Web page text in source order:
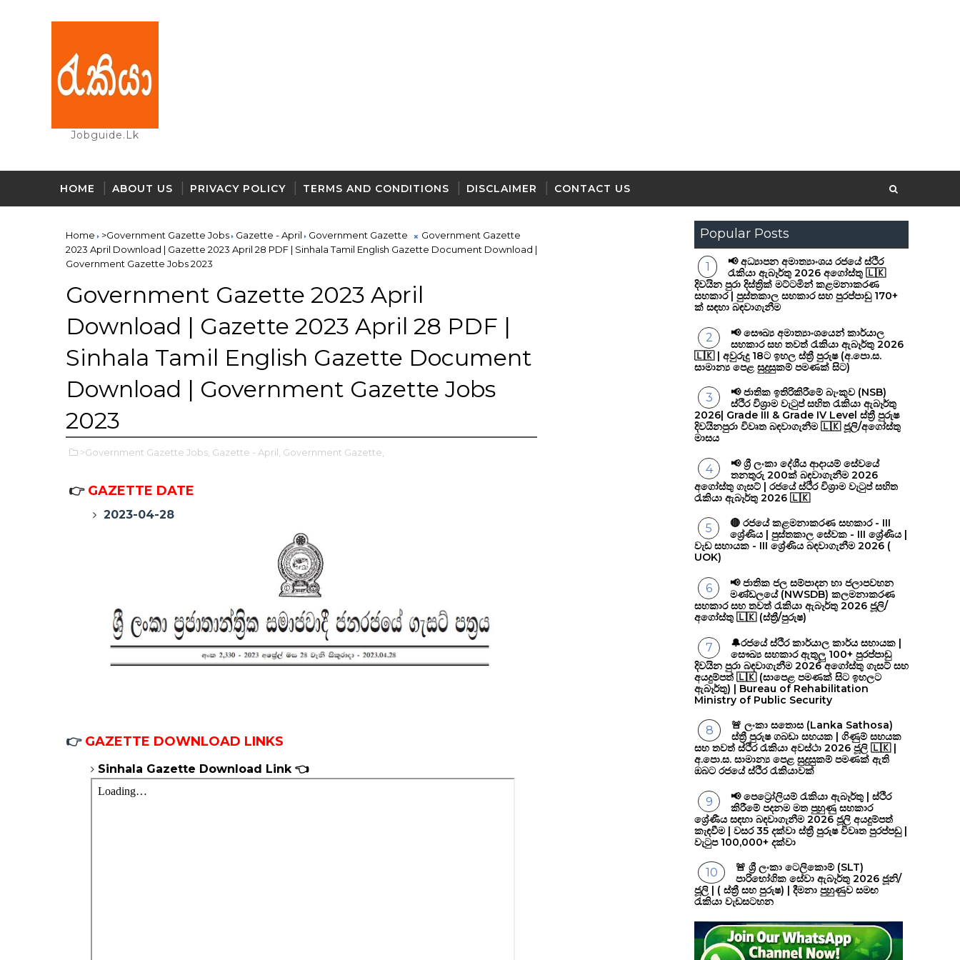
Jobguide.lk
HOME ABOUT US PRIVACY POLICY TERMS AND CONDITIONS DISCLAIMER CONTACT US
Home >Government Gazette Jobs Gazette - April Government Gazette
Government Gazette
2023 April Download | Gazette 2023 April 28 PDF | Sinhala Tamil English Gazette Document Download |
Government Gazette Jobs 2023
Government Gazette 2023 April
Download | Gazette 2023 April 28 PDF |
Sinhala Tamil English Gazette Document
Download | Government Gazette Jobs
2023
>Government Gazette Jobs, Gazette - April, Government Gazette,
👉GAZETTE DATE
2023-04-28
👉GAZETTE DOWNLOAD LINKS
Sinhala Gazette Download Link 👈
Popular Posts
📢 අධ්‍යාපන අමාත්‍යාංශය රජයේ ස්ථිර
රැකියා ඇබෑර්තු 2026 අගෝස්තු 🇱🇰
දිවයින පුරා දිස්ත්‍රික් මට්ටමින් කළමනාකරණ
සහකාර | පුස්තකාල සහකාර සහ පුරප්පාඩු 170+
ක් සඳහා බඳවාගැනීම
📢 සෞඛ්‍ය අමාත්‍යාංශයෙන් කාර්යාල
සහකාර සහ තවත් රැකියා ඇබෑර්තු 2026
🇱🇰 | අවුරුදු 18ට ඉහල ස්ත්‍රී පුරුෂ (අ.පො.ස.
සාමාන්‍ය පෙළ සුදුසුකම් පමණක් සිට)
📢 ජාතික ඉතිරිකිරීමේ බැංකුව (NSB)
ස්ථිර විශ්‍රාම වැටුප් සහිත රැකියා ඇබෑර්තු
2026| Grade III & Grade IV Level ස්ත්‍රී පුරුෂ
දිවයිනපුරා විවෘත බඳවාගැනීම 🇱🇰 ජූලි/අගෝස්තු
මාසය
📢 ශ්‍රී ලංකා දේශීය ආදායම් සේවයේ
තනතුරු 200ක් බඳවාගැනීම 2026
අගෝස්තු ගැසට් | රජයේ ස්ථිර විශ්‍රාම වැටුප් සහිත
රැකියා ඇබෑර්තු 2026 🇱🇰
🔴 රජයේ කළමනාකරණ සහකාර - III
ශ්‍රේණිය | පුස්තකාල සේවක - III ශ්‍රේණිය |
වැඩ සහායක - III ශ්‍රේණිය බඳවාගැනීම 2026 (
UOK)
📢 ජාතික ජල සම්පාදන හා ජලාපවහන
මණ්ඩලයේ (NWSDB) කලමනාකරණ
සහකාර සහ තවත් රැකියා ඇබෑර්තු 2026 ජූලි/
අගෝස්තු 🇱🇰 (ස්ත්‍රී/පුරුෂ)
🔔රජයේ ස්ථිර කාර්යාල කාර්ය සහායක |
සෞඛ්‍ය සහකාර ඇතුලු 100+ පුරප්පාඩු
දිවයින පුරා බඳවාගැනීම 2026 අගෝස්තු ගැසට් සහ
අයදුම්පත් 🇱🇰 (සාපෙළ පමණක් සිට ඉහලට
ඇබෑර්තු) | Bureau of Rehabilitation
Ministry of Public Security
🚨 ලංකා සතොස (Lanka Sathosa)
ස්ත්‍රී පුරුෂ ගබඩා සහයක | ගිණුම් සහයක
සහ තවත් ස්ථිර රැකියා අවස්ථා 2026 ජූලි 🇱🇰 |
අ.පො.ස. සාමාන්‍ය පෙළ සුදුසුකම් පමණක් ඇති
ඔබට රජයේ ස්ථිර රැකියාවක්
📢 පෙට්‍රෝලියම් රැකියා ඇබෑර්තු | ස්ථිර
කිරීමේ පදනම මත පුහුණු සහකාර
ශ්‍රේණීය සඳහා බඳවාගැනීම 2026 ජූලි අයදුම්පත්
කැඳවීම | වසර 35 දක්වා ස්ත්‍රී පුරුෂ විවෘත පුරප්පඩු |
වැටුප 100,000+ දක්වා
🚨 ශ්‍රී ලංකා ටෙලිකොම් (SLT)
පාරිභෝගික සේවා ඇබෑර්තු 2026 ජූනි/
ජූලි | ( ස්ත්‍රී සහ පුරුෂ) | දීමනා පුහුණුව සමඟ
රැකියා වැඩසටහන